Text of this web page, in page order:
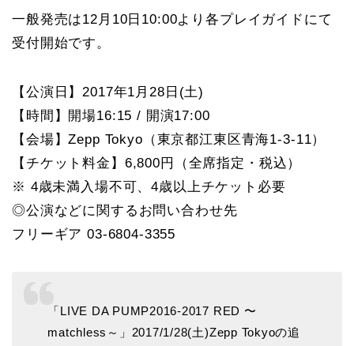
一般発売は12月10日10:00より各プレイガイドにて
受付開始です。
【公演日】2017年1月28日(土)
【時間】開場16:15 / 開演17:00
【会場】Zepp Tokyo（東京都江東区青海1-3-11）
【チケット料金】6,800円（全席指定・税込）
※ 4歳未満入場不可、4歳以上チケット必要
◎公演などに関するお問い合わせ先
フリーギア 03-6804-3355
「LIVE DA PUMP2016-2017 RED 〜
matchless～」2017/1/28(土)Zepp Tokyoの追